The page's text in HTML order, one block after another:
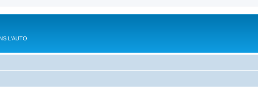
L'AUTO